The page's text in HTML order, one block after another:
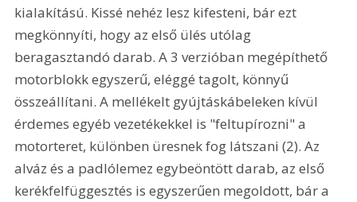
kialakítású. Kissé nehéz lesz kifesteni, bár ezt
megkönnyíti, hogy az első ülés utólag
beragasztandó darab. A 3 verzióban megépíthető
motorblokk egyszerű, eléggé tagolt, könnyű
összeállítani. A mellékelt gyújtáskábeleken kívül
érdemes egyéb vezetékekkel is "feltupírozni" a
motorteret, különben üresnek fog látszani (2). Az
alváz és a padlólemez egybeöntött darab, az első
kerékfelfüggesztés is egyszerűen megoldott, bár a